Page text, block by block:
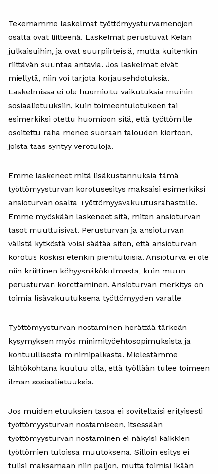
Tekemämme laskelmat työttömyysturvamenojen
osalta ovat liitteenä. Laskelmat perustuvat Kelan
julkaisuihin, ja ovat suurpiirteisiä, mutta kuitenkin
riittävän suuntaa antavia. Jos laskelmat eivät
miellytä, niin voi tarjota korjausehdotuksia.
Laskelmissa ei ole huomioitu vaikutuksia muihin
sosiaalietuuksiin, kuin toimeentulotukeen tai
esimerkiksi otettu huomioon sitä, että työttömille
osoitettu raha menee suoraan talouden kiertoon,
joista taas syntyy verotuloja.
Emme laskeneet mitä lisäkustannuksia tämä
työttömyysturvan korotusesitys maksaisi esimerkiksi
ansioturvan osalta Työttömyysvakuutusrahastolle.
Emme myöskään laskeneet sitä, miten ansioturvan
tasot muuttuisivat. Perusturvan ja ansioturvan
välistä kytköstä voisi säätää siten, että ansioturvan
korotus koskisi etenkin pienituloisia. Ansioturva ei ole
niin kriittinen köhyysnäkökulmasta, kuin muun
perusturvan korottaminen. Ansioturvan merkitys on
toimia lisävakuutuksena työttömyyden varalle.
Työttömyysturvan nostaminen herättää tärkeän
kysymyksen myös minimityöehtosopimuksista ja
kohtuullisesta minimipalkasta. Mielestämme
lähtökohtana kuuluu olla, että työllään tulee toimeen
ilman sosiaalietuuksia.
Jos muiden etuuksien tasoa ei soviteltaisi erityisesti
työttömyysturvan nostamiseen, itsessään
työttömyysturvan nostaminen ei näkyisi kaikkien
työttömien tuloissa muutoksena. Silloin esitys ei
tulisi maksamaan niin paljon, mutta toimisi ikään